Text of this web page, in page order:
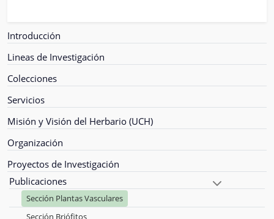
Introducción
Lineas de Investigación
Colecciones
Servicios
Misión y Visión del Herbario (UCH)
Organización
Proyectos de Investigación
Publicaciones
Sección Plantas Vasculares
Sección Briófitos